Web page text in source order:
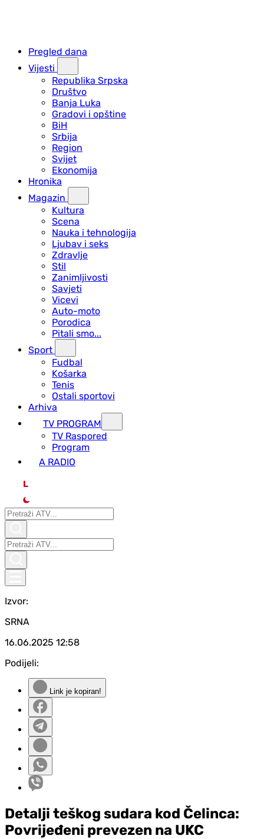
Pregled dana
Vijesti
Republika Srpska
Društvo
Banja Luka
Gradovi i opštine
BiH
Srbija
Region
Svijet
Ekonomija
Hronika
Magazin
Kultura
Scena
Nauka i tehnologija
Ljubav i seks
Zdravlje
Stil
Zanimljivosti
Savjeti
Vicevi
Auto-moto
Porodica
Pitali smo...
Sport
Fudbal
Košarka
Tenis
Ostali sportovi
Arhiva
TV PROGRAM
ТV Raspored
Program
A RADIO
L
Izvor:
SRNA
16.06.2025 12:58
Podijeli:
Link je kopiran!
Detalji teškog sudara kod Čelinca:
Povrijeđeni prevezen na UKC